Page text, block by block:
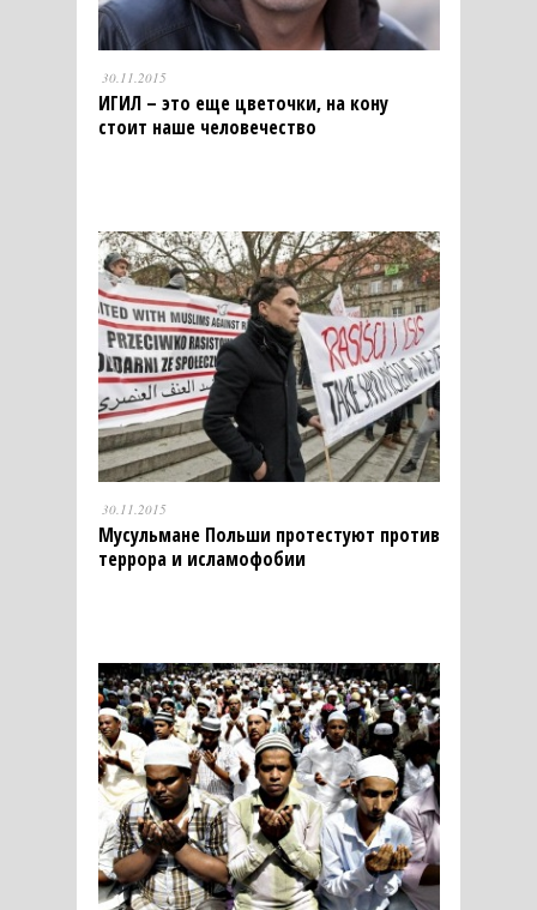
30.11.2015
ИГИЛ – это еще цветочки, на кону
стоит наше человечество
30.11.2015
Мусульмане Польши протестуют против
террора и исламофобии